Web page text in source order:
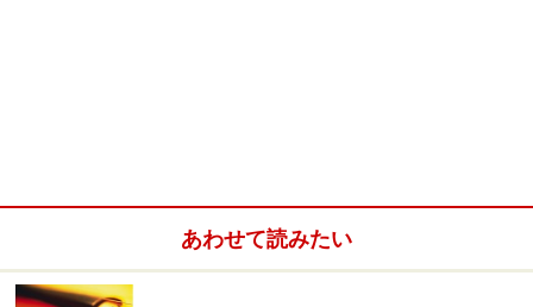
あわせて読みたい